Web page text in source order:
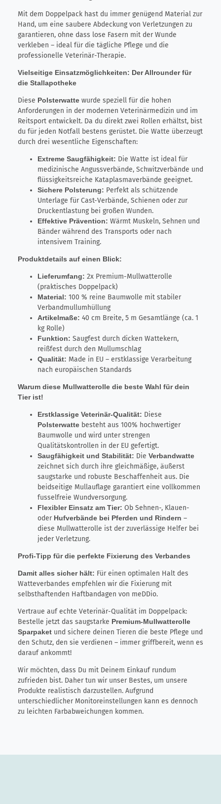
Mit dem Doppelpack hast du immer genügend Material zur
Hand, um eine saubere Abdeckung von Verletzungen zu
garantieren, ohne dass lose Fasern mit der Wunde
verkleben – ideal für die tägliche Pflege und die
professionelle Veterinär-Therapie.
Vielseitige Einsatzmöglichkeiten: Der Allrounder für
die Stallapotheke
Diese Polsterwatte wurde speziell für die hohen
Anforderungen in der modernen Veterinärmedizin und im
Reitsport entwickelt. Da du direkt zwei Rollen erhältst, bist
du für jeden Notfall bestens gerüstet. Die Watte überzeugt
durch drei wesentliche Eigenschaften:
Extreme Saugfähigkeit: Die Watte ist ideal für
medizinische Angussverbände, Schwitzverbände und
flüssigkeitsreiche Kataplasmaverbände geeignet.
Sichere Polsterung: Perfekt als schützende
Unterlage für Cast-Verbände, Schienen oder zur
Druckentlastung bei großen Wunden.
Effektive Prävention: Wärmt Muskeln, Sehnen und
Bänder während des Transports oder nach
intensivem Training.
Produktdetails auf einen Blick:
Lieferumfang: 2x Premium-Mullwatterolle
(praktisches Doppelpack)
Material: 100 % reine Baumwolle mit stabiler
Verbandmullumhüllung
Artikelmaße: 40 cm Breite, 5 m Gesamtlänge (ca. 1
kg Rolle)
Funktion: Saugfest durch dicken Wattekern,
reißfest durch den Mullumschlag
Qualität: Made in EU – erstklassige Verarbeitung
nach europäischen Standards
Warum diese Mullwatterolle die beste Wahl für dein
Tier ist!
Erstklassige Veterinär-Qualität: Diese
Polsterwatte besteht aus 100% hochwertiger
Baumwolle und wird unter strengen
Qualitätskontrollen in der EU gefertigt.
Saugfähigkeit und Stabilität: Die Verbandwatte
zeichnet sich durch ihre gleichmäßige, äußerst
saugstarke und robuste Beschaffenheit aus. Die
beidseitige Mullauflage garantiert eine vollkommen
fusselfreie Wundversorgung.
Flexibler Einsatz am Tier: Ob Sehnen-, Klauen-
oder Hufverbände bei Pferden und Rindern –
diese Mullwatterolle ist der zuverlässige Helfer bei
jeder Verletzung.
Profi-Tipp für die perfekte Fixierung des Verbandes
Damit alles sicher hält: Für einen optimalen Halt des
Watteverbandes empfehlen wir die Fixierung mit
selbsthaftenden Haftbandagen von meDDio.
Vertraue auf echte Veterinär-Qualität im Doppelpack:
Bestelle jetzt das saugstarke Premium-Mullwatterolle
Sparpaket und sichere deinen Tieren die beste Pflege und
den Schutz, den sie verdienen – immer griffbereit, wenn es
darauf ankommt!
Wir möchten, dass Du mit Deinem Einkauf rundum
zufrieden bist. Daher tun wir unser Bestes, um unsere
Produkte realistisch darzustellen. Aufgrund
unterschiedlicher Monitoreinstellungen kann es dennoch
zu leichten Farbabweichungen kommen.